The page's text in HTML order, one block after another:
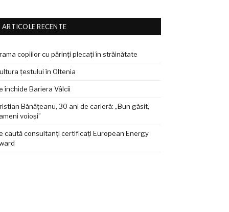
ARTICOLE RECENTE
copiilor cu părinți plecați în străinătate
țestului în Oltenia
închide Bariera Vâlcii
Bănățeanu, 30 ani de carieră: „Bun găsit,
voioși”
caută consultanți certificați European Energy